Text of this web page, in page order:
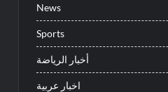
News
Sports
أخبار الرياضة
اخبار عربية